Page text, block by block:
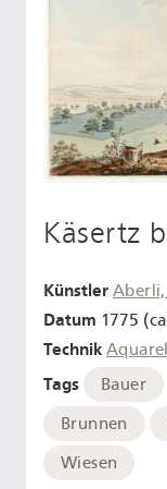
Käsertz
Künstler
Datum 1775
Technik
Tags Bauer
Brunnen
Wiesen